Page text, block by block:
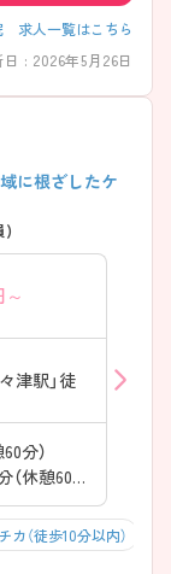
求人一覧はこちら
: 2026年5月26日
に根ざしたケ
)
津駅」徒
分）
憩60分）
カ（徒歩10分以内）